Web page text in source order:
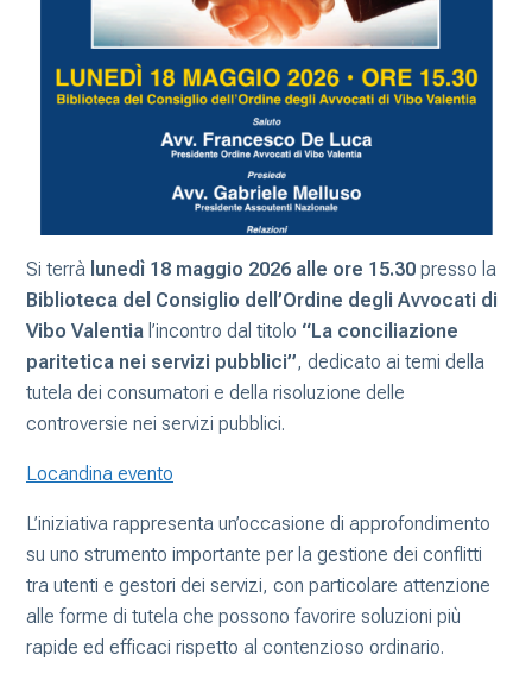
Si terrà lunedì 18 maggio 2026 alle ore 15.30 presso la
Biblioteca del Consiglio dell’Ordine degli Avvocati di
Vibo Valentia l’incontro dal titolo “La conciliazione
paritetica nei servizi pubblici”, dedicato ai temi della
tutela dei consumatori e della risoluzione delle
controversie nei servizi pubblici.
Locandina evento
L’iniziativa rappresenta un’occasione di approfondimento
su uno strumento importante per la gestione dei conflitti
tra utenti e gestori dei servizi, con particolare attenzione
alle forme di tutela che possono favorire soluzioni più
rapide ed efficaci rispetto al contenzioso ordinario.